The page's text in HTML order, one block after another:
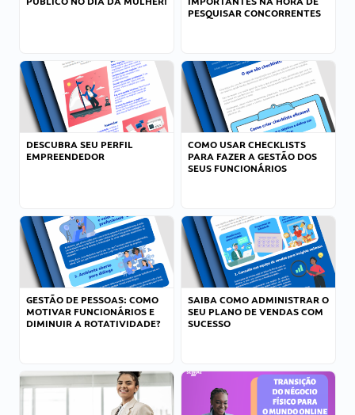
PESQUISAR CONCORRENTES
DESCUBRA SEU PERFIL
EMPREENDEDOR
COMO USAR CHECKLISTS
PARA FAZER A GESTÃO DOS
SEUS FUNCIONÁRIOS
GESTÃO DE PESSOAS: COMO
MOTIVAR FUNCIONÁRIOS E
DIMINUIR A ROTATIVIDADE?
SAIBA COMO ADMINISTRAR O
SEU PLANO DE VENDAS COM
SUCESSO